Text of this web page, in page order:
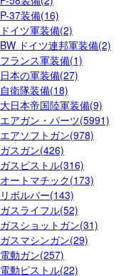
P-37装備(16)
ドイツ軍装備(2)
BW ドイツ連邦軍装備(2)
フランス軍装備(1)
日本の軍装備(27)
自衛隊装備(18)
大日本帝国陸軍装備(9)
エアガン・パーツ(5991)
エアソフトガン(978)
ガスガン(426)
ガスピストル(316)
オートマチック(173)
リボルバー(143)
ガスライフル(52)
ガスショットガン(31)
ガスマシンガン(29)
電動ガン(257)
電動ピストル(22)